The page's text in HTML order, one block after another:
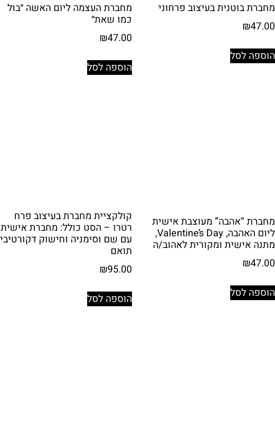
מחברת בוטנית בעיצוב פרחוני
₪47.00
הוספה לסל
מחברת העצמה ליום האשה ״בול
כמו שאת״
₪47.00
הוספה לסל
מחברת “אהבה” מעוצבת אישית
ליום האהבה, Valentine’s Day,
מתנה אישית ומקורית לאהוב/ה
₪47.00
הוספה לסל
קולקציית מחברת בעיצוב פרח
רטרו – הסט כולל: מחברת אישית
עם שם וסימניה וחישוק דקורטיבי
תואם
₪95.00
הוספה לסל